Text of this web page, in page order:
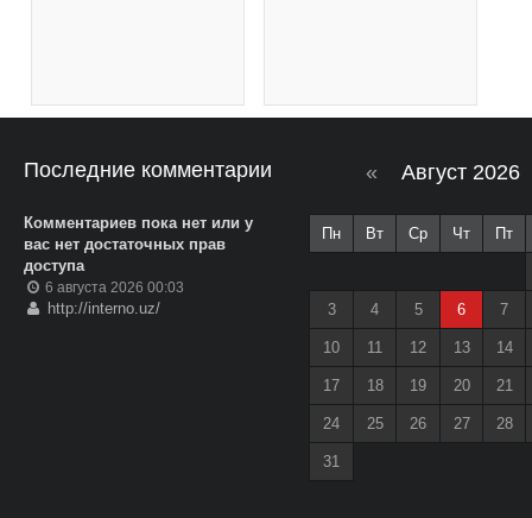
Последние комментарии
Комментариев пока нет или у
вас нет достаточных прав
доступа
6 августа 2026 00:03
http://interno.uz/
« Август
Пн Вт Ср Чт Пт
3 4 5 6 7
10 11 12 13 14
17 18 19 20 21
24 25 26 27 28
31